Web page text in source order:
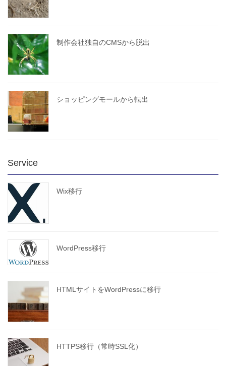
制作会社独自のCMSから脱出
ショッピングモールから転出
Service
Wix移行
WordPress移行
HTMLサイトをWordPressに移行
HTTPS移行（常時SSL化）